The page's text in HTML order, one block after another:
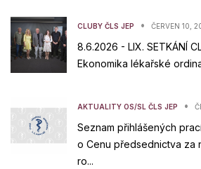
CLUBY ČLS JEP • ČERVEN 10,
8.6.2026 - LIX. SETKÁNÍ
Ekonomika lékařské
AKTUALITY OS/SL ČLS JEP •
Seznam přihlášených
o Cenu předsednictva za
ro...